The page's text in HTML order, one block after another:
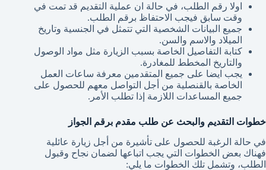
اولا رقم الطلب، في حالة ان عملية التقديم قد تمت في
وقت سابق فيجب الاحتفاظ برقم الطلب.
جميع البيانات الشخصية التي تتمثل في الجنسية وتاريخ
الميلاد والاسم والسن.
كتابة التفاصيل الخاصة بسبب الزيارة مثل مواد الوصول
والتاريخ المخطط للمغادرة.
يجب ايضا على جميع المتقدمين معرفة ساعات العمل
الخاصة بالقنصلية من أجل التواصل معهم للحصول على
جميع المساعدات اللازمة إذا تطلب الأمر.
خطوات التقديم والبحث عن طلب مقدم برقم الجواز
في حالة الرغبة للحصول على تأشيرة من أجل زيارة عائلية
فهناك بعض الخطوات التي يجب اتباعها لضمان نجاح وقبول
الطلب، وتشمل تلك الخطوات ما يلي: